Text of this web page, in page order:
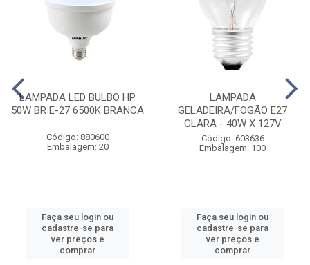
LAMPADA LED BULBO HP
50W BR E-27 6500K BRANCA
Código: 880600
Embalagem: 20
Faça seu login ou
cadastre-se para
ver preços e
comprar
LAMPADA
GELADEIRA/FOGÃO E27
CLARA - 40W X 127V
Código: 603636
Embalagem: 100
Faça seu login ou
cadastre-se para
ver preços e
comprar